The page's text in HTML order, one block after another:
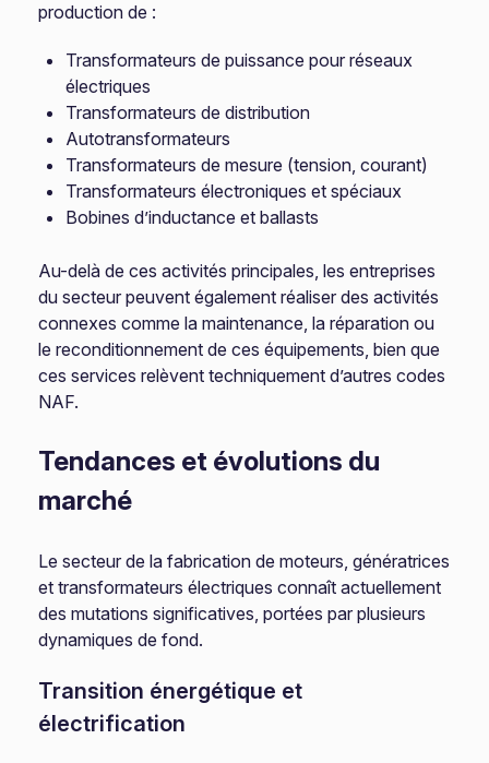
production de :
Transformateurs de puissance pour réseaux
électriques
Transformateurs de distribution
Autotransformateurs
Transformateurs de mesure (tension, courant)
Transformateurs électroniques et spéciaux
Bobines d’inductance et ballasts
Au-delà de ces activités principales, les entreprises
du secteur peuvent également réaliser des activités
connexes comme la maintenance, la réparation ou
le reconditionnement de ces équipements, bien que
ces services relèvent techniquement d’autres codes
NAF.
Tendances et évolutions du
marché
Le secteur de la fabrication de moteurs, génératrices
et transformateurs électriques connaît actuellement
des mutations significatives, portées par plusieurs
dynamiques de fond.
Transition énergétique et
électrification